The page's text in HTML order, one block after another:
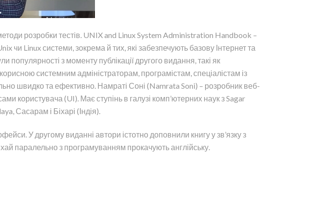
розробки тестів. UNIX and Linux System Administration Handbook –
чи Linux системи, зокрема й тих, які забезпечують базову Інтернет та
з моменту публікації другого видання, такі як
системним адміністраторам, програмістам, спеціалістам із
швидко та ефективно. Намраті Соні (Namrata Soni) – розробник веб-
користувача (UI). Має ступінь в галузі комп’ютерних наук з Sagar
Сасарам і Біхарі (Індія).
У другому виданні автори істотно доповнили книгу у зв’язку з
паралельно з програмуванням прокачують англійську.